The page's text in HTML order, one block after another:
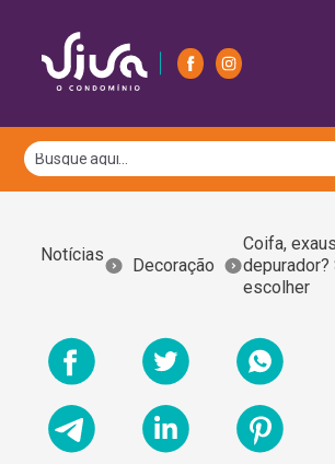
Notícias
Decoração
Coifa,
depurador?
escolher